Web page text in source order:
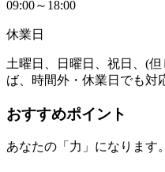
09:00～18:00
休業日
土曜日、日曜日、祝日、(
ば、時間外・休業日でも対
おすすめポイント
あなたの「力」になります。